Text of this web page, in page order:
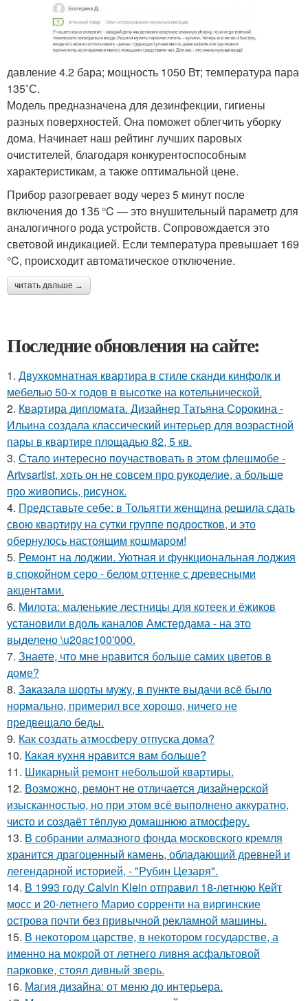
давление 4.2 бара; мощность 1050 Вт; температура пара
135˚С.
Модель предназначена для дезинфекции, гигиены
разных поверхностей. Она поможет облегчить уборку
дома. Начинает наш рейтинг лучших паровых
очистителей, благодаря конкурентоспособным
характеристикам, а также оптимальной цене.
Прибор разогревает воду через 5 минут после
включения до 1З5 °C — это внушительный параметр для
аналогичного рода устройств. Сопровождается это
световой индикацией. Если температура превышает 169
°C, происходит автоматическое отключение.
читать дальше →
Последние обновления на сайте:
1. Двухкомнатная квартира в стиле сканди кинфолк и
мебелью 50-х годов в высотке на котельнической.
2. Квартира дипломата. Дизайнер Татьяна Сорокина -
Ильина создала классический интерьер для возрастной
пары в квартире площадью 82, 5 кв.
3. Стало интересно поучаствовать в этом флешмобе -
Artvsartist, хоть он не совсем про рукоделие, а больше
про живопись, рисунок.
4. Представьте себе: в Тольятти женщина решила сдать
свою квартиру на сутки группе подростков, и это
обернулось настоящим кошмаром!
5. Ремонт на лоджии. Уютная и функциональная лоджия
в спокойном серо - белом оттенке с древесными
акцентами.
6. Милота: маленькие лестницы для котеек и ёжиков
установили вдоль каналов Амстердама - на это
выделено \u20ac100'000.
7. Знаете, что мне нравится больше самих цветов в
доме?
8. Заказала шорты мужу, в пункте выдачи всё было
нормально, примерил все хорошо, ничего не
предвещало беды.
9. Как создать атмосферу отпуска дома?
10. Какая кухня нравится вам больше?
11. Шикарный ремонт небольшой квартиры.
12. Возможно, ремонт не отличается дизайнерской
изысканностью, но при этом всё выполнено аккуратно,
чисто и создаёт тёплую домашнюю атмосферу.
13. В собрании алмазного фонда московского кремля
хранится драгоценный камень, обладающий древней и
легендарной историей, - "Рубин Цезаря".
14. В 1993 году Calvin Klein отправил 18-летнюю Кейт
мосс и 20-летнего Марио сорренти на виргинские
острова почти без привычной рекламной машины.
15. В некотором царстве, в некотором государстве, а
именно на мокрой от летнего ливня асфальтовой
парковке, стоял дивный зверь.
16. Магия дизайна: от меню до интерьера.